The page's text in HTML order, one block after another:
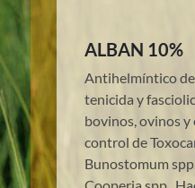
ALBAN 10%
Antihelmíntico
tenicida y
bovinos, ovinos y
control de
Bunostomum